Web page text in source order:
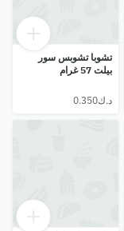
تشوبا تشوبس سور
بيلت 57 غرام